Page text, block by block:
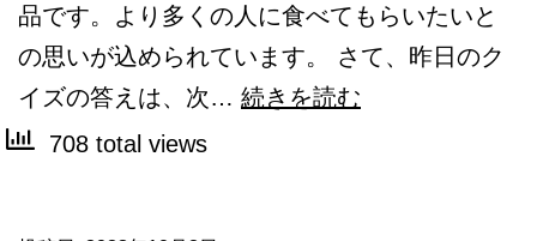
品です。より多くの人に食べてもらいたいと
の思いが込められています。 さて、昨日のク
イズの答えは、次… 続きを読む
708 total views